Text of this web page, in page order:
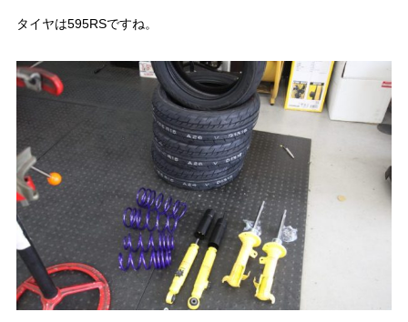
タイヤは595RSですね。